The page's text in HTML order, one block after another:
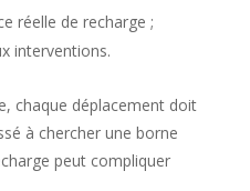
réelle de recharge ;
interventions.
chaque déplacement doit
à chercher une borne
peut compliquer